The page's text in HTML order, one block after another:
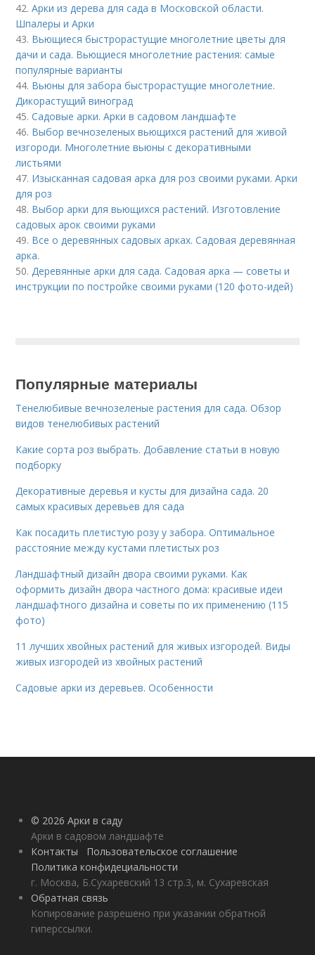
42.Арки из дерева для сада в Московской области.
Шпалеры и Арки
43. Вьющиеся быстрорастущие многолетние цветы для
дачи и сада. Вьющиеся многолетние растения: самые
популярные варианты
44. Вьюны для забора быстрорастущие многолетние.
Дикорастущий виноград
45.Садовые арки. Арки в садовом ландшафте
46. Выбор вечнозеленых вьющихся растений для живой
изгороди. Многолетние вьюны с декоративными
листьями
47. Изысканная садовая арка для роз своими руками. Арки
для роз
48. Выбор арки для вьющихся растений. Изготовление
садовых арок своими руками
49. Все о деревянных садовых арках. Садовая деревянная
арка.
50. Деревянные арки для сада. Садовая арка — советы и
инструкции по постройке своими руками (120 фото-идей)
Популярные материалы
Тенелюбивые вечнозеленые растения для сада. Обзор
видов тенелюбивых растений
Какие сорта роз выбрать. Добавление статьи в новую
подборку
Декоративные деревья и кусты для дизайна сада. 20
самых красивых деревьев для сада
Как посадить плетистую розу у забора. Оптимальное
расстояние между кустами плетистых роз
Ландшафтный дизайн двора своими руками. Как
оформить дизайн двора частного дома: красивые идеи
ландшафтного дизайна и советы по их применению (115
фото)
11 лучших хвойных растений для живых изгородей. Виды
живых изгородей из хвойных растений
Садовые арки из деревьев. Особенности
© 2026 Арки в саду
Арки в садовом ландшафте
Контакты
Пользовательское соглашение
Политика конфидециальности
г. Москва, Б.Сухаревский 13 стр.3, м. Сухаревская
Обратная связь
Копирование разрешено при указании обратной
гиперссылки.